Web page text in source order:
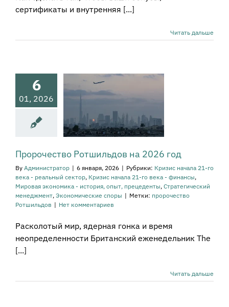
сертификаты и внутренняя [...]
Читать дальше
6
01, 2026
на
21-го века -
21-го века -
Мировая
споры
Пророчество Ротшильдов на 2026 год
By Администратор | 6 января, 2026 | Рубрики: Кризис начала 21-го
века - реальный сектор, Кризис начала 21-го века - финансы,
Мировая экономика - история, опыт, прецеденты, Стратегический
менеджмент, Экономические споры | Метки: пророчество
Ротшильдов | Нет комментариев
Расколотый мир, ядерная гонка и время
неопределенности Британский еженедельник The
[...]
Читать дальше